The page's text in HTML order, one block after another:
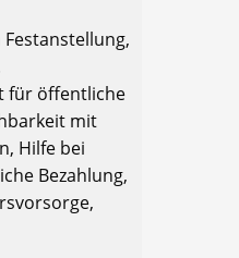
für öffentliche
mit
Hilfe bei
Bezahlung,